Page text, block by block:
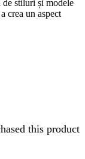
de stiluri și modele
crea un aspect
this product